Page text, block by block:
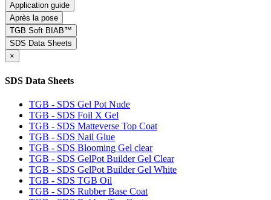
Application guide
Après la pose
TGB Soft BIAB™
SDS Data Sheets
×
SDS Data Sheets
TGB - SDS Gel Pot Nude
TGB - SDS Foil X Gel
TGB - SDS Matteverse Top Coat
TGB - SDS Nail Glue
TGB - SDS Blooming Gel clear
TGB - SDS GelPot Builder Gel Clear
TGB - SDS GelPot Builder Gel White
TGB - SDS TGB Oil
TGB - SDS Rubber Base Coat